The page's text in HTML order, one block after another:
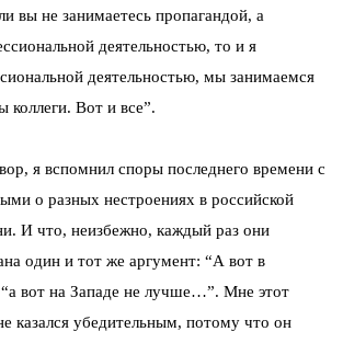
вы не занимаетесь пропагандой, а
деятельностью, то и я
деятельностью, мы занимаемся
Вот и все”.
я вспомнил споры последнего времени с
о разных нестроениях в российской
И что, неизбежно, каждый раз они
один и тот же аргумент: “А вот в
вот на Западе не лучше…”. Мне этот
казался убедительным, потому что он